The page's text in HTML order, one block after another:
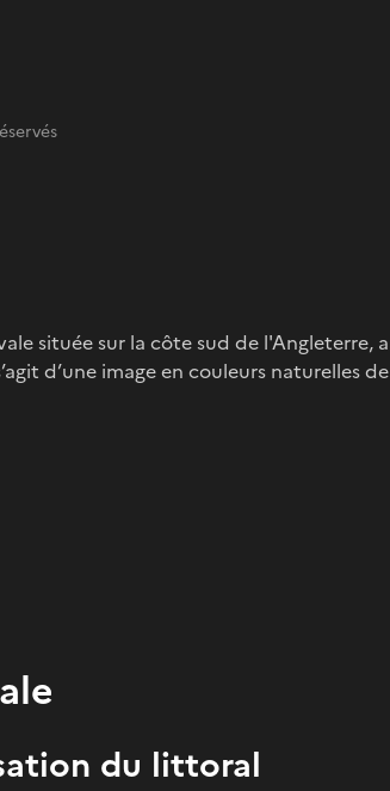
située sur la côte sud de l'Angleterre, a
d’une image en couleurs naturelles de
du littoral